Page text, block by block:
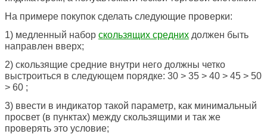
На примере покупок сделать следующие проверки:
1) медленный набор скользящих средних должен быть
направлен вверх;
2) скользящие средние внутри него должны четко
выстроиться в следующем порядке: 30 > 35 > 40 > 45 > 50
> 60 ;
3) ввести в индикатор такой параметр, как минимальный
просвет (в пунктах) между скользящими и так же
проверять это условие;